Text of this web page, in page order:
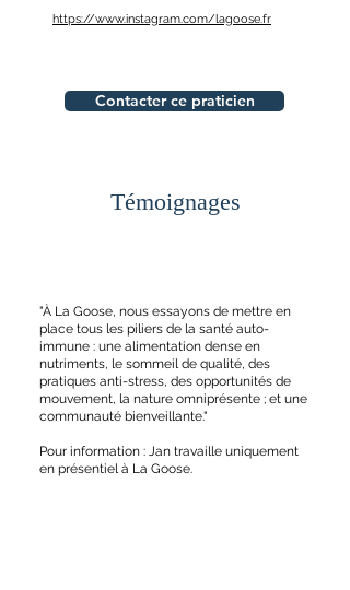
https://www.instagram.com/lagoose.fr
Contacter ce praticien
Témoignages
"À La Goose, nous essayons de mettre en
place tous les piliers de la santé auto-
immune : une alimentation dense en
nutriments, le sommeil de qualité, des
pratiques anti-stress, des opportunités de
mouvement, la nature omniprésente ; et une
communauté bienveillante."
Pour information : Jan travaille uniquement
en présentiel à La Goose.